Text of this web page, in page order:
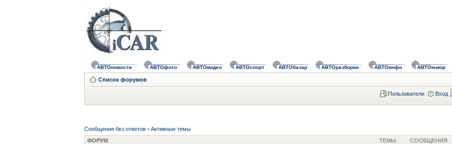
АВТОновости АВТОфото АВТОвидео АВТОспорт АВТОбазар АВТОразборки АВТОинфо АВТОюмор
Список форумов
Пользователи Вход
Сообщения без ответов • Активные темы
ФОРУМ
ТЕМЫ СООБЩЕНИЯ